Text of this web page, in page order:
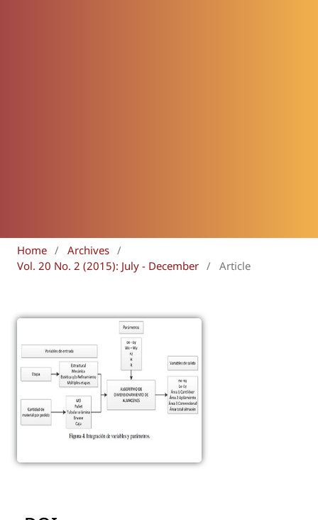
Home / Archives /
Vol. 20 No. 2 (2015): July - December / Article